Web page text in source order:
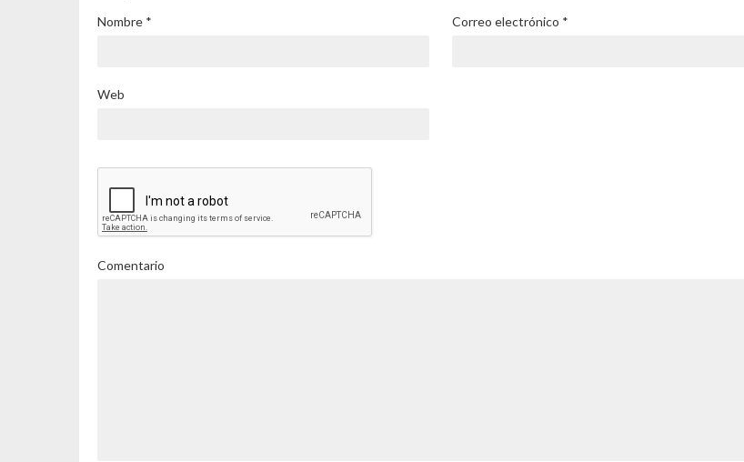
Nombre * Correo electrónico *
Web
Comentario